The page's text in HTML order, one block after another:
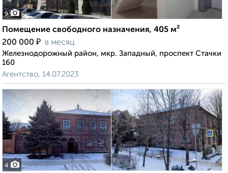
9
Помещение свободного назначения, 405 м²
200 000 ₽ в месяц
Железнодорожный район, мкр. Западный, проспект Стачки
160
Агентство, 14.07.2023
4